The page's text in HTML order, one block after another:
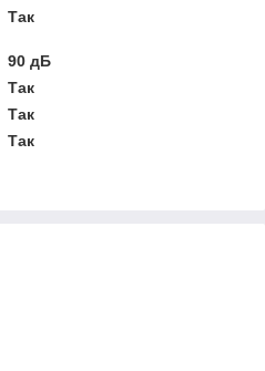
Так
90 дБ
Так
Так
Так